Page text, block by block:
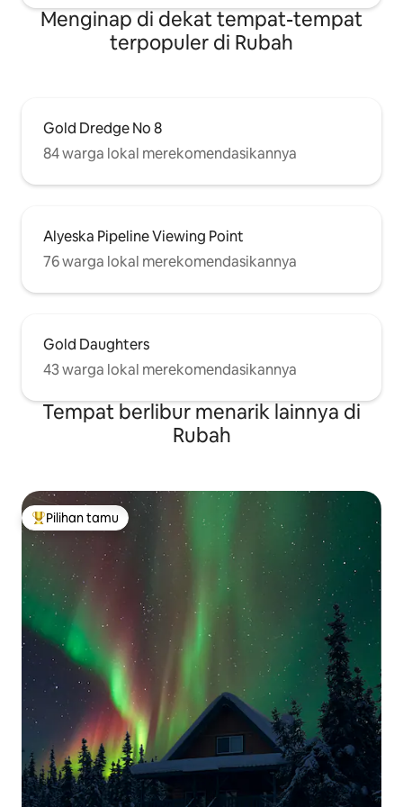
Menginap di dekat tempat-tempat
terpopuler di Rubah
Gold Dredge No 8
84 warga lokal merekomendasikannya
Alyeska Pipeline Viewing Point
76 warga lokal merekomendasikannya
Gold Daughters
43 warga lokal merekomendasikannya
Tempat berlibur menarik lainnya di
Rubah
Pilihan tamu terpopuler
Pilihan tamu